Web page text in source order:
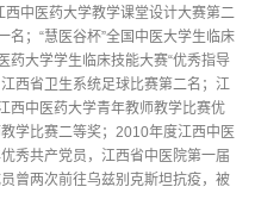
西中医药大学教学课堂设计大赛第二
；“慧医谷杯”全国中医大学生临床
药大学学生临床技能大赛“优秀指导
西省卫生系统足球比赛第二名；江
西中医药大学青年教师教学比赛优
学比赛二等奖；2010年度江西中医
秀共产党员，江西省中医院第一届
曾两次前往乌兹别克斯坦抗疫，被